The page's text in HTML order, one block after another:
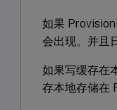
如果
会出现。并且
如果写缓存在
存本地存储在